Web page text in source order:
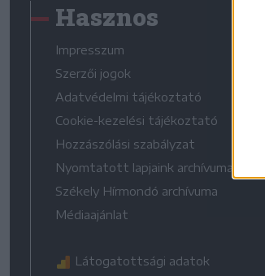
Hasznos
Impresszum
Szerzői jogok
Adatvédelmi tájékoztató
Cookie-kezelési tájékoztató
Hozzászólási szabályzat
Nyomtatott lapjaink archívuma
Székely Hírmondó archívuma
Médiaajánlat
Látogatottsági adatok